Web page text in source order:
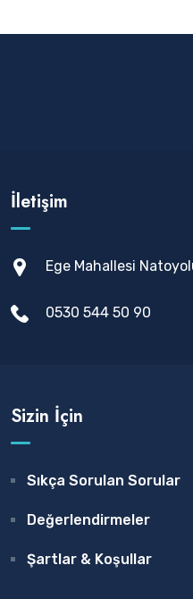
İletişim
Ege Mahallesi
0530 544 50 90
Sizin İçin
Sıkça Sorulan Sorular
Değerlendirmeler
Şartlar & Koşullar